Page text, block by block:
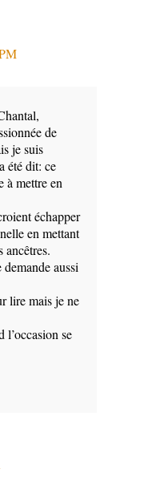
de
je suis
été dit: ce
à mettre en
échapper
en mettant
ancêtres.
aussi
lire mais je ne
l’occasion se